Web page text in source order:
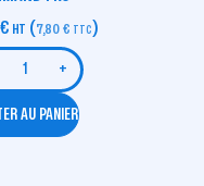
€ HT (7,80 € TTC)
+
AU PANIER